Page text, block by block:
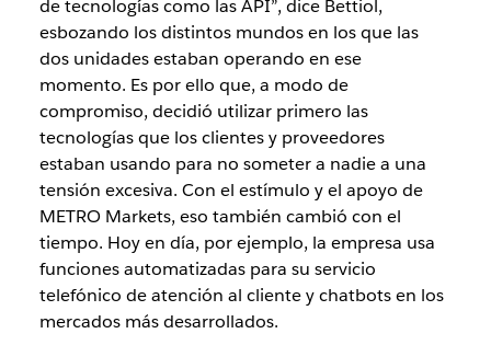
de tecnologías como las API”, dice Bettiol,
esbozando los distintos mundos en los que las
dos unidades estaban operando en ese
momento. Es por ello que, a modo de
compromiso, decidió utilizar primero las
tecnologías que los clientes y proveedores
estaban usando para no someter a nadie a una
tensión excesiva. Con el estímulo y el apoyo de
METRO Markets, eso también cambió con el
tiempo. Hoy en día, por ejemplo, la empresa usa
funciones automatizadas para su servicio
telefónico de atención al cliente y chatbots en los
mercados más desarrollados.